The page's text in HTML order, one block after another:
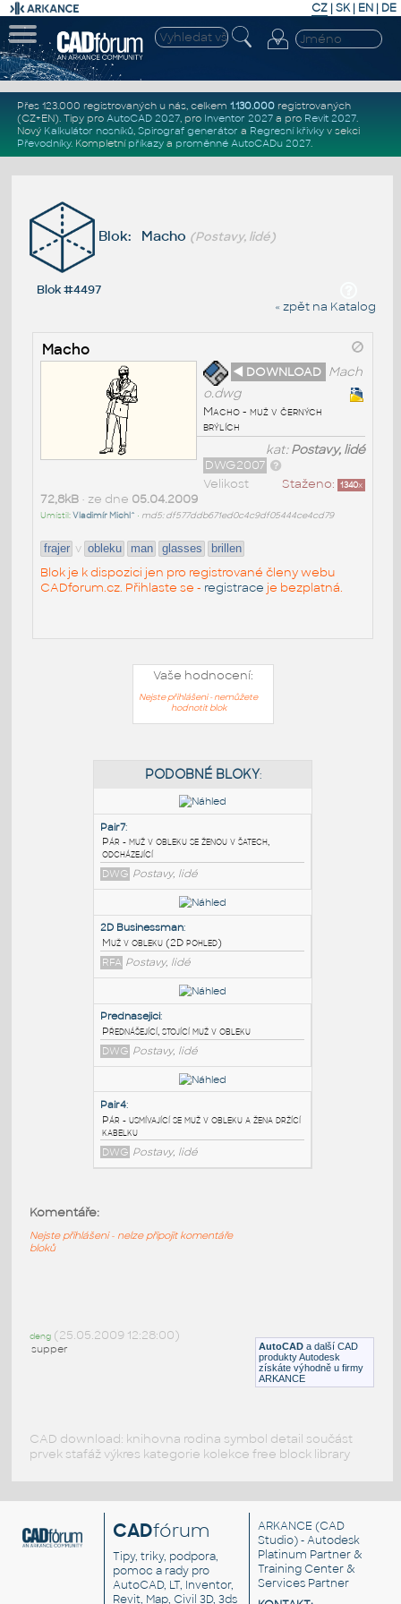
CZ | SK| EN | DE
Přes 123.000 registrovaných u nás, celkem 1.130.000registrovaných
(CZ+EN). Tipy pro AutoCAD 2027, pro Inventor 2027a pro Revit 2027.
Nový Kalkulátor nosníků, Spirograf generátor a Regresní křivkyv sekci
Převodníky. Kompletní příkazya proměnné AutoCADu 2027.
Blok: Macho (Postavy, lidé)
Blok #4497
« zpět na Katalog
Macho
◄ DOWNLOAD Mach
o.dwg
Macho - muž v černých
brýlích
kat:Postavy, lidé
DWG2007
Staženo: 1340x
Velikost
72,8kB• ze dne 05.04.2009
Umístil:Vladimír Michl^ • md5: df577ddb671ed0c4c9df05444ce4cd79
frajer v obleku man glasses brillen
Blok je k dispozici jen pro registrované členy webu
CADforum.cz. Přihlaste se - registrace je bezplatná.
Vaše hodnocení:
Nejste přihlášeni - nemůžete
hodnotit blok
PODOBNÉ BLOKY:
Pair7
Pár - muž v obleku se ženou v šatech,
odcházející
DWG Postavy, lidé
2D Businessman:
Muž v obleku (2D pohled)
RFA
DWG Postavy, lidé
kabelku
AutoCAD a další CAD
produkty Autodesk
získáte výhodně u firmy
ARKANCE
Komentáře:
Nejste přihlášeni - nelze připojit komentáře
bloků
deng (25.05.2009 12:28:00)
supper
CAD download: knihovna rodina symbol detail součást
prvek stafáž výkres kategorie kolekce free block library
CADfórum
Tipy, triky, podpora,
pomoc a rady pro
AutoCAD, LT, Inventor,
Revit, Map, Civil 3D, 3ds
ARKANCE (CAD
Studio) - Autodesk
Platinum Partner &
Training Center &
Services Partner